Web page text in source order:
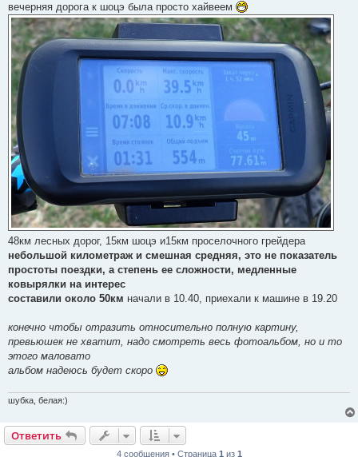
вечерняя дорога к шоцэ была просто хайвеем
48км лесных дорог, 15км шоцэ и15км проселочного грейдера
небольшой километраж и смешная средняя, это не показатель
простоты поездки, а степень ее сложности, медленные
ковырялки на интерес
составили около 50км начали в 10.40, приехали к машине в 19.20
конечно чтобы отразить относительно полную картину,
превьюшек не хватит, надо смотреть весь фотоальбом, но и то
этого маловато
альбом надеюсь будет скоро
шубка, белая:)
Ответить
4 сообщения • Страница 1 из 1